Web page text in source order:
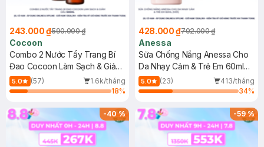
243.000 ₫590.000 ₫
Cocoon
Combo 2 Nước Tẩy Trang Bí
Đao Cocoon Làm Sạch & Giảm
Dầu 500ml
5.0 (57)
1.6k/tháng
18%
428.000 ₫702.000 ₫
Anessa
Sữa Chống Nắng Anessa Cho
Da Nhạy Cảm & Trẻ Em 60ml
(Mới)
5.0 (23)
413/tháng
34%
-40% -59%